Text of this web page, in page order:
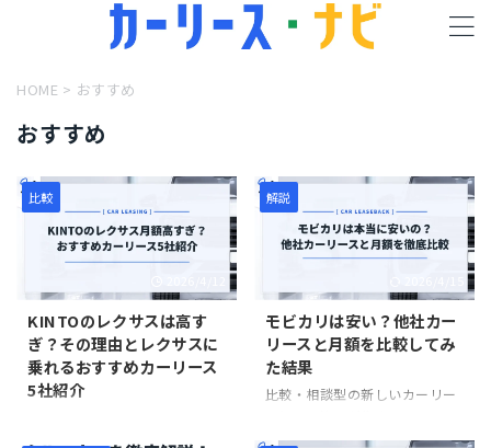
HOME > おすすめ
おすすめ
比較
KINTOのレクサスは高す
ぎ？その理由とレクサスに
乗れるおすすめカーリース
5社紹介
解説
モビカリは安い？他社カー
リースと月額を比較してみ
た結果
比較・相談型の新しいカーリー
ビカリ。やはり気になるのは、